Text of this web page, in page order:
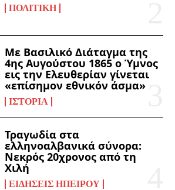
ΠΟΛΙΤΙΚΉ
Με Βασιλικό Διάταγμα της
4ης Αυγούστου 1865 ο Ύμνος
εις την Ελευθερίαν γίνεται
«επίσημον εθνικόν άσμα»
ΙΣΤΟΡΊΑ
Τραγωδία στα
ελληνοαλβανικά σύνορα:
Νεκρός 20χρονος από τη
Χιλή
ΕΙΔΉΣΕΙΣ ΗΠΕΊΡΟΥ